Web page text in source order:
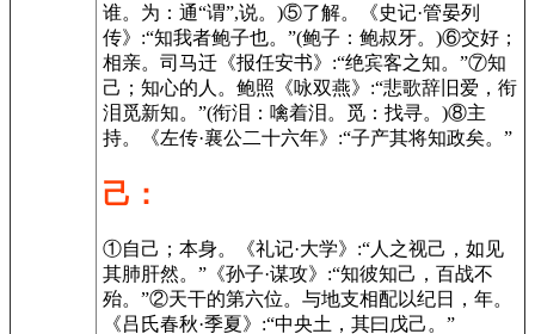
谁。为：通“谓”,说。)⑤了解。《史记·管晏列
传》:“知我者鲍子也。”(鲍子：鲍叔牙。)⑥交好；
相亲。司马迁《报任安书》:“绝宾客之知。”⑦知
己；知心的人。鲍照《咏双燕》:“悲歌辞旧爱，衔
泪觅新知。”(衔泪：噙着泪。觅：找寻。)⑧主
持。《左传·襄公二十六年》:“子产其将知政矣。”
己：
①自己；本身。《礼记·大学》:“人之视己，如见
其肺肝然。”《孙子·谋攻》:“知彼知己，百战不
殆。”②天干的第六位。与地支相配以纪日，年。
《吕氏春秋·季夏》:“中央土，其曰戊己。”